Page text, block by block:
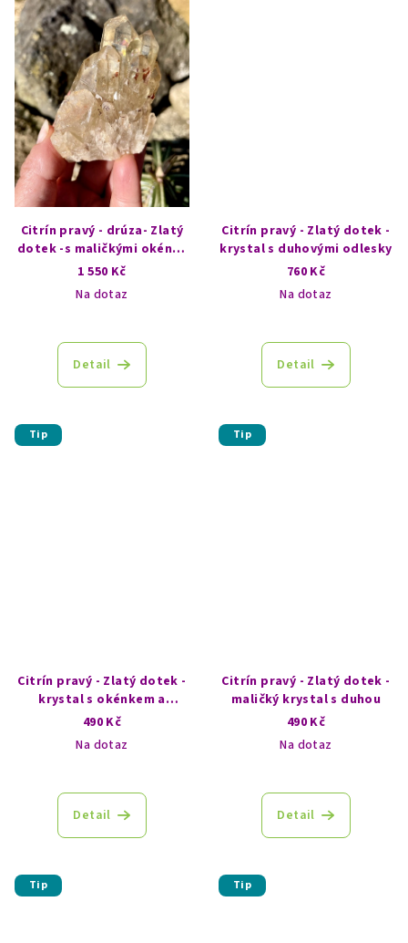
Citrín pravý - drúza- Zlatý
dotek -s maličkými okénky
a duhou
1 550 Kč
Na dotaz
Detail
Citrín pravý - Zlatý dotek -
krystal s duhovými odlesky
760 Kč
Na dotaz
Detail
Tip
Citrín pravý - Zlatý dotek -
krystal s okénkem a
duhovým odleskem
490 Kč
Na dotaz
Detail
Tip
Citrín pravý - Zlatý dotek -
maličký krystal s duhou
490 Kč
Na dotaz
Detail
Tip Tip